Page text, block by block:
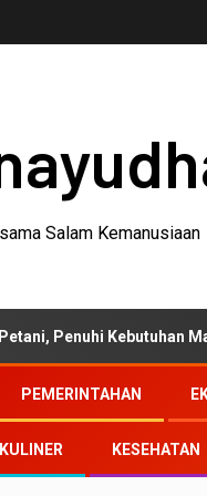
Salam Kemanusiaan
Kebutuhan Masyarakat
PEMERINTAHAN
KULINER KESEHATAN